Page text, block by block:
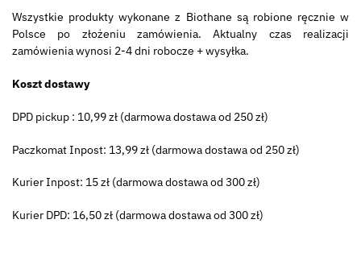
Wszystkie produkty wykonane z Biothane są robione ręcznie w
Polsce po złożeniu zamówienia. Aktualny czas realizacji
zamówienia wynosi 2-4 dni robocze + wysyłka.
Koszt dostawy
DPD pickup : 10,99 zł (darmowa dostawa od 250 zł)
Paczkomat Inpost: 13,99 zł (darmowa dostawa od 250 zł)
Kurier Inpost: 15 zł (darmowa dostawa od 300 zł)
Kurier DPD: 16,50 zł (darmowa dostawa od 300 zł)